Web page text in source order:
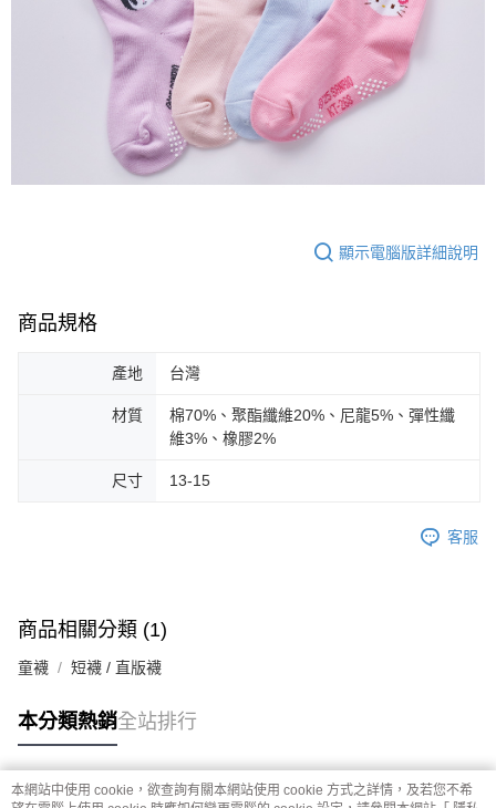
顯示電腦版詳細說明
商品規格
產地 台灣
材質
棉70%、聚酯纖維20%、尼龍5%、彈性纖
維3%、橡膠2%
尺寸 13-15
客服
商品相關分類 (1)
童襪 短襪 / 直版襪
本分類熱銷全站排行
本網站中使用 cookie，欲查詢有關本網站使用 cookie 方式之詳情，及若您不希